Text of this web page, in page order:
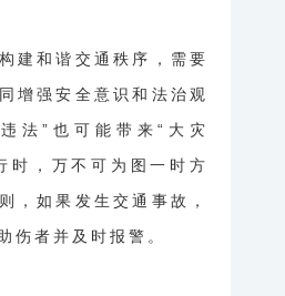
和谐交通秩序，需要
增强安全意识和法治观
法”也可能带来“大灾
时，万不可为图一时方
，如果发生交通事故，
伤者并及时报警。